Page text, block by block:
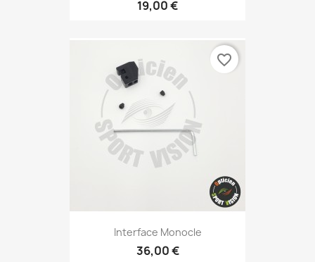
19,00 €
Interface Monocle
36,00 €
favorite_border